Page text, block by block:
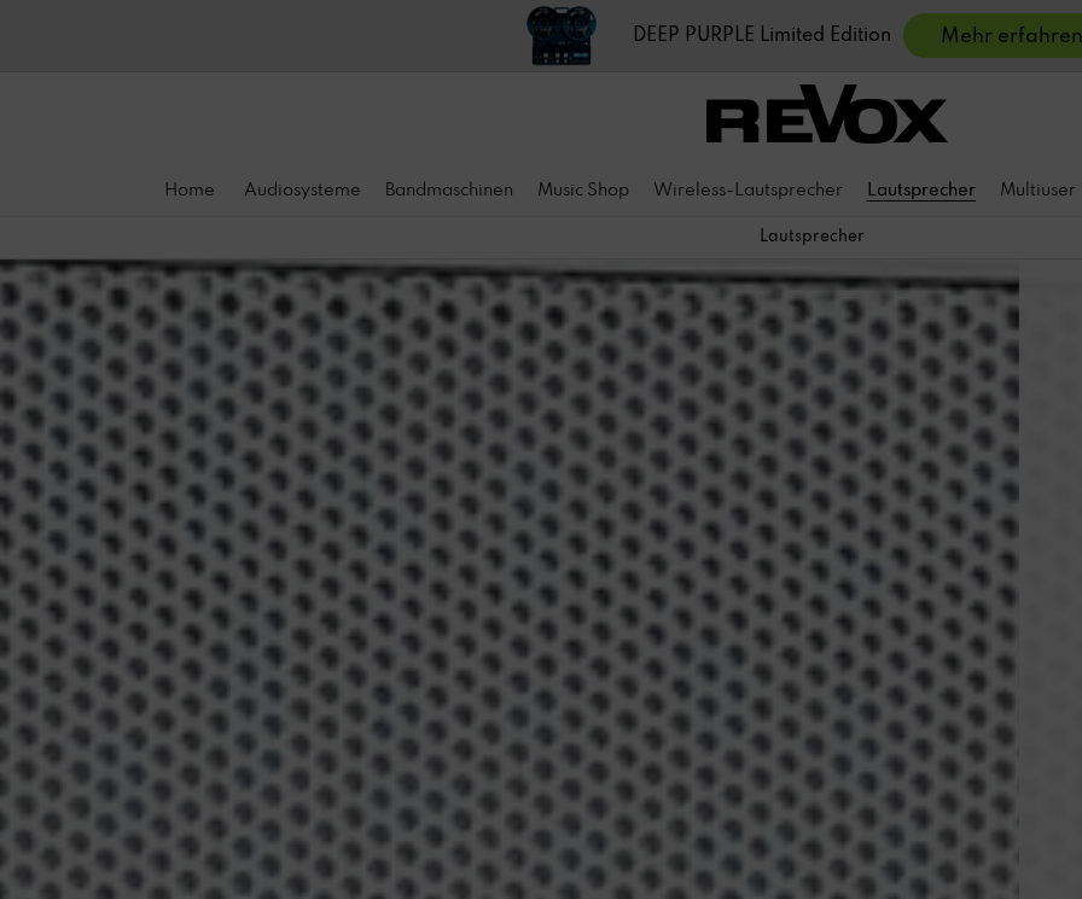
DEEP PURPLE Limited Edition Mehr erfahren
Home Audiosysteme Bandmaschinen Music Shop Wireless-Lautsprecher Lautsprecher Multiuser
Lautsprecher